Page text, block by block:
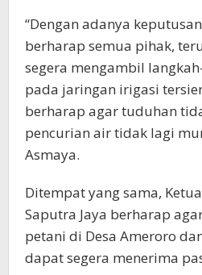
“Dengan adanya
berharap semua pihak,
segera mengambil
pada jaringan irigasi
berharap agar tuduhan
pencurian air tidak lagi
Asmaya.
Ditempat yang sama,
Saputra Jaya berharap
petani di Desa Ameroro
dapat segera menerima